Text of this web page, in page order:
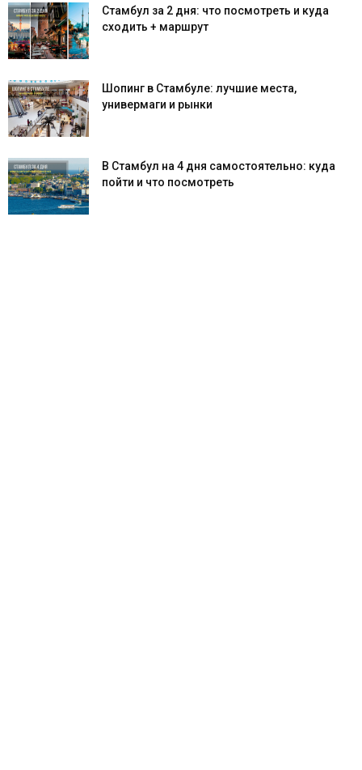
Стамбул за 2 дня: что посмотреть и куда
сходить + маршрут
Шопинг в Стамбуле: лучшие места,
универмаги и рынки
В Стамбул на 4 дня самостоятельно: куда
пойти и что посмотреть